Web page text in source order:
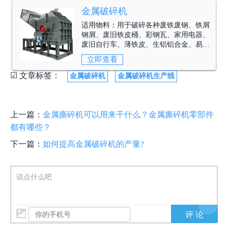
金属破碎机
适用物料： 用于破碎各种废铁废钢、铁屑
钢屑、废旧铁皮桶、彩钢瓦、家用电器、
废旧自行车、薄铁皮、生铝铝合金、易拉
罐等金属原料。
立即查看
☑ 文章标签： 金属破碎机 金属破碎机生产线
上一篇： 金属撕碎机可以用来干什么？金属撕碎机零部件
都有哪些？
下一篇： 如何提高金属破碎机的产量?
说点什么吧